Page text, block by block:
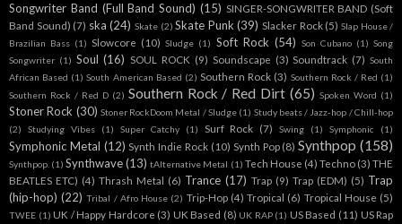
Songwriter Band (Full Band Sound) (15) SINGER-SONGWRITER BAND (Soft
Band Sound) (7) ska (24) Skate (2) Skate Punk (39) Slacker Rock (5) Slap House /
Brazilian Bass (1) Slowcore (10) Sludge (1) Soft Rock (54) Son Cubano (1) Song
Songwriter (1) Soul (16) SOUL ROCK (9) Soundscape (3) Soundtrack (7) South
African Based (1) South American Based (2) Southern Rock (3) Southern Rock / Red (1)
Southern Rock / Red D (2) Southern Rock / Red Dirt (65) Spoken Word (1)
Stoner Rock (30) Stoner RockDoom Metal / Sludge (1) Study beats / Jazz-hop / Chill-hop
(2)
Studying Vibes (1) Super Catchy (1) Surf Rock (7) Swing (1) Symphonic (1)
Symphonic Metal (12) Synth Indie Rock (10) Synth Pop (8) Synthpop (158)
Synthpop. (1) Synthwave (13) tAlternative Metal (1) Tech House (4) Techno (3) THE
BEATLES ETC) (4) Thrash Metal (6) Trance (17) Trap (9) Trap (EDM) (5) Trap
(hip-hop) (22) Tribal / Afro House (2) Trip-Hop (4) Tropical (6) Tropical House (5)
TWEE (1) UK / Happy Hardcore (3) UK Based (8) UK RAP (1) US Based (11) US Rap